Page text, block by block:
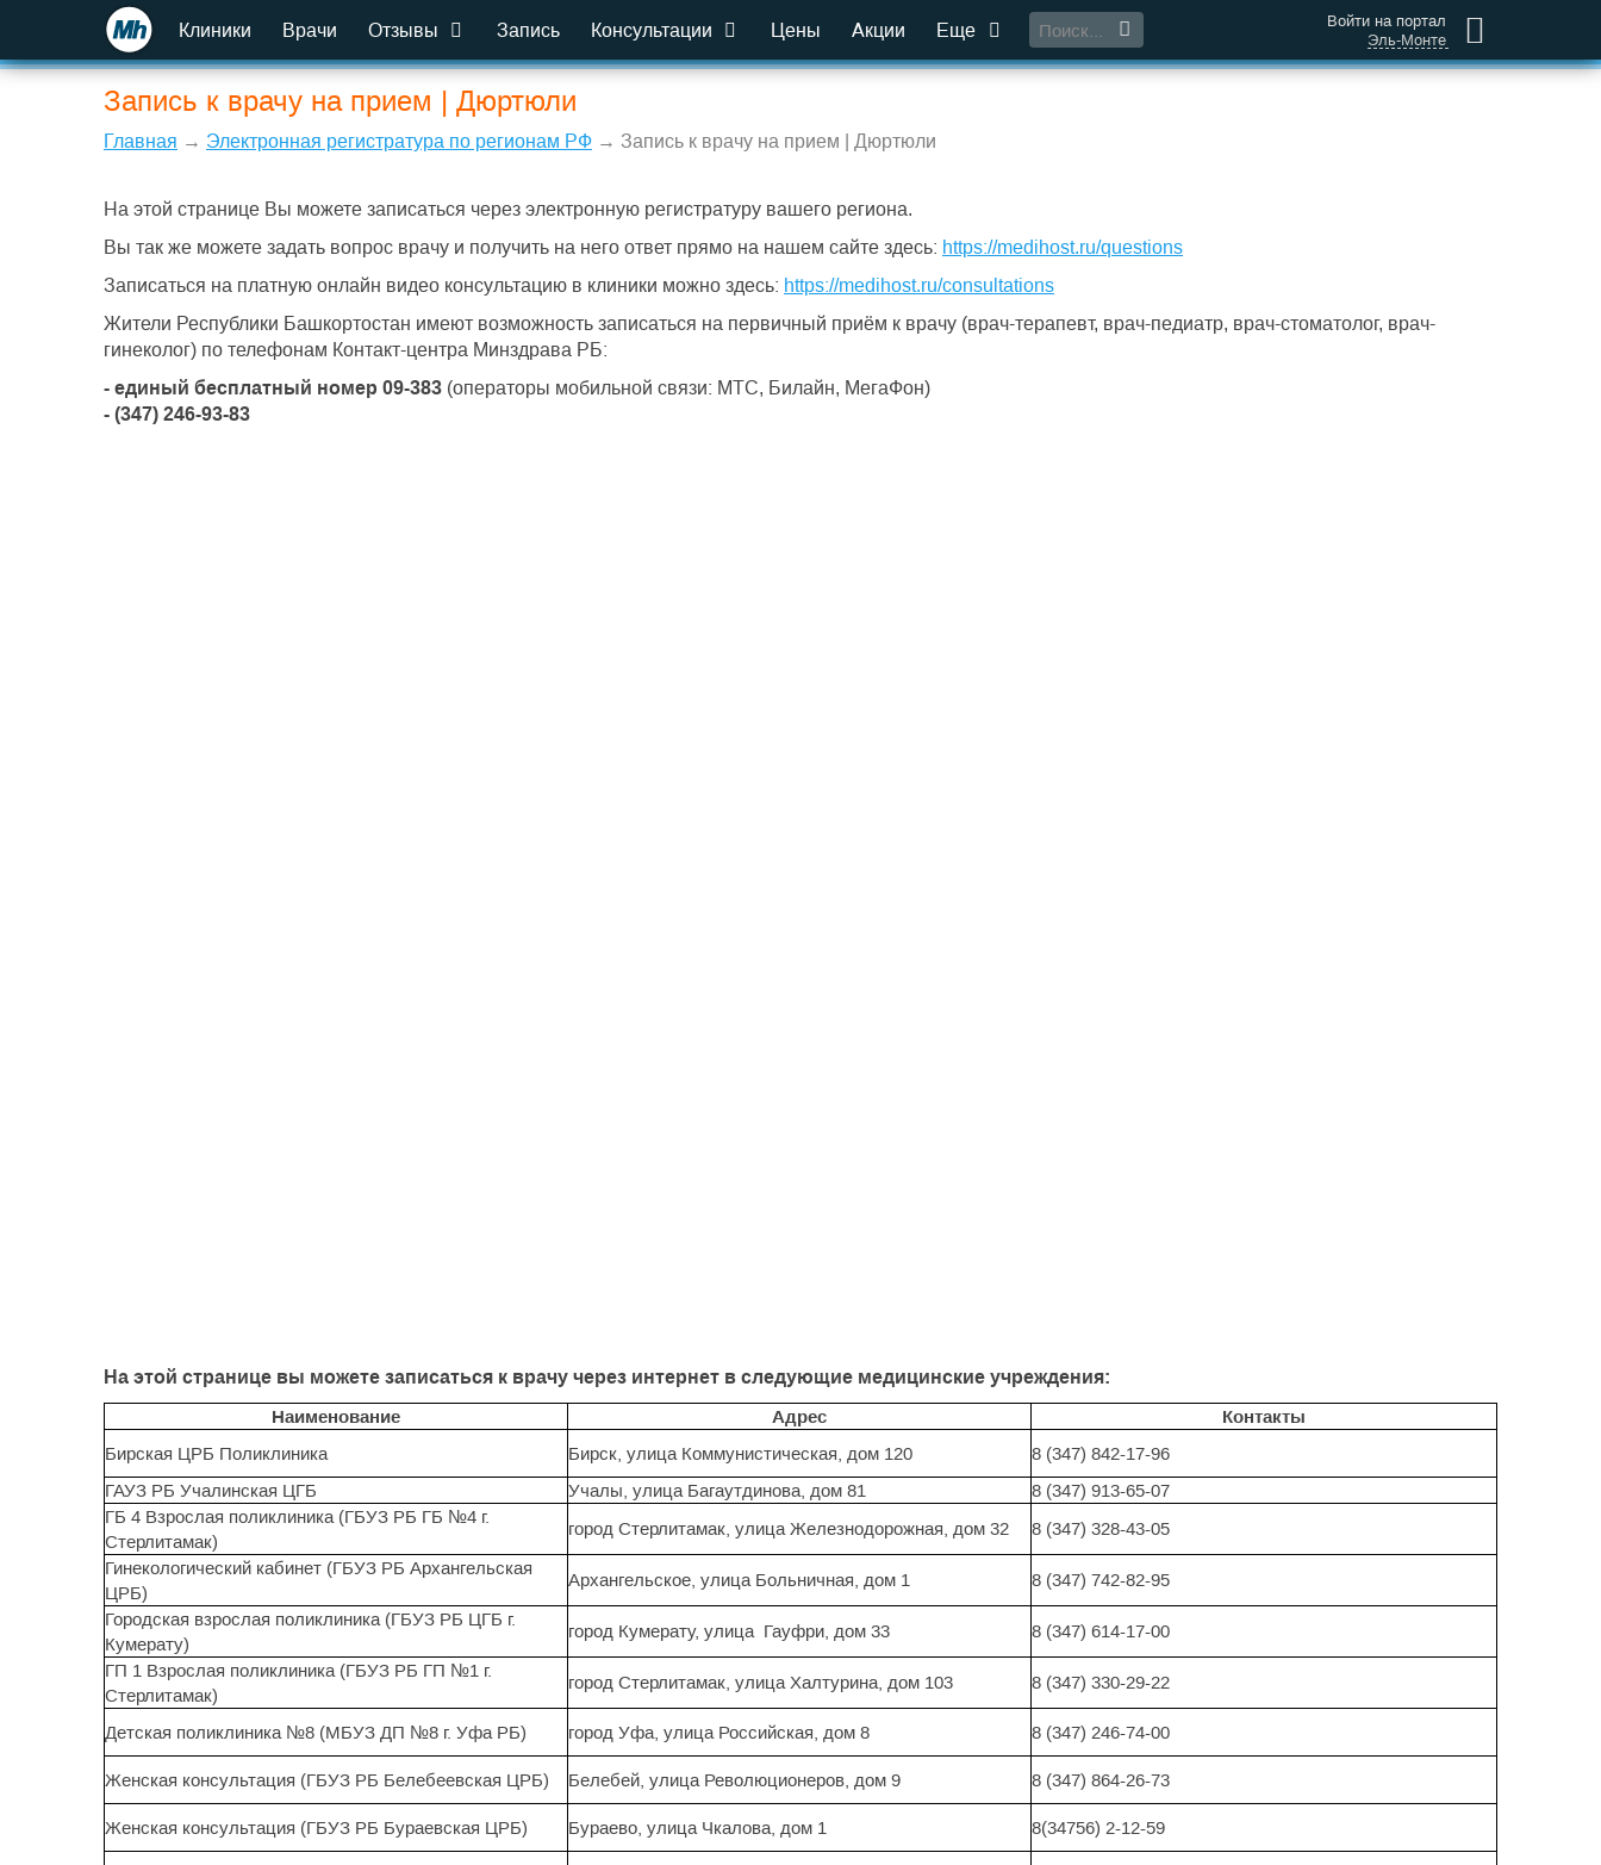
Клиники Врачи Отзывы Запись Консультации Цены Акции Еще
Войти на портал
Эль-Монте
Запись к врачу на прием | Дюртюли
Главная → Электронная регистратура по регионам РФ → Запись к врачу на прием | Дюртюли
На этой странице Вы можете записаться через электронную регистратуру вашего региона.
Вы так же можете задать вопрос врачу и получить на него ответ прямо на нашем сайте здесь: https://medihost.ru/questions
Записаться на платную онлайн видео консультацию в клиники можно здесь: https://medihost.ru/consultations
Жители Республики Башкортостан имеют возможность записаться на первичный приём к врачу (врач-терапевт, врач-педиатр, врач-стоматолог, врач-
гинеколог) по телефонам Контакт-центра Минздрава РБ:
- единый бесплатный номер 09-383 (операторы мобильной связи: МТС, Билайн, МегаФон)
- (347) 246-93-83
На этой странице вы можете записаться к врачу через интернет в следующие медицинские учреждения:
Наименование
Адрес
Контакты
Бирская ЦРБ Поликлиника
Бирск, улица Коммунистическая, дом 120
8 (347) 842-17-96
ГАУЗ РБ Учалинская ЦГБ
Учалы, улица Багаутдинова, дом 81
8 (347) 913-65-07
ГБ 4 Взрослая поликлиника (ГБУЗ РБ ГБ №4 г.
Стерлитамак)
город Стерлитамак, улица Железнодорожная, дом 32
8 (347) 328-43-05
Гинекологический кабинет (ГБУЗ РБ Архангельская
ЦРБ)
Архангельское, улица Больничная, дом 1
8 (347) 742-82-95
Городская взрослая поликлиника (ГБУЗ РБ ЦГБ г.
Кумерату)
город Кумерату, улица Гауфри, дом 33
8 (347) 614-17-00
ГП 1 Взрослая поликлиника (ГБУЗ РБ ГП №1 г.
Стерлитамак)
город Стерлитамак, улица Халтурина, дом 103 8 (347) 330-29-22
Детская поликлиника №8 (МБУЗ ДП №8 г. Уфа РБ) город Уфа, улица Российская, дом 8 8 (347) 246-74-00
Женская консультация (ГБУЗ РБ Белебеевская ЦРБ) Белебей, улица Революционеров, дом 9 8 (347) 864-26-73
Женская консультация (ГБУЗ РБ Бураевская ЦРБ) Бураево, улица Чкалова, дом 1 8(34756) 2-12-59